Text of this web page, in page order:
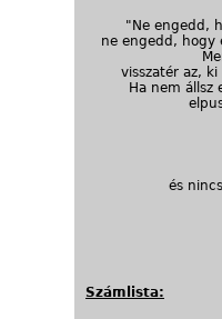
"Ne engedd,
ne engedd, hogy
visszatér az,
Ha nem állsz
és
Számlista: